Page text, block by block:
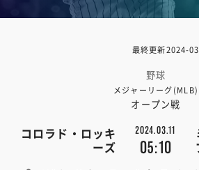
最終更新2024-
野球
メジャーリーグ(MLB)
オープン戦
コロラド・ロッキ
ーズ
2024.03.11
05:10